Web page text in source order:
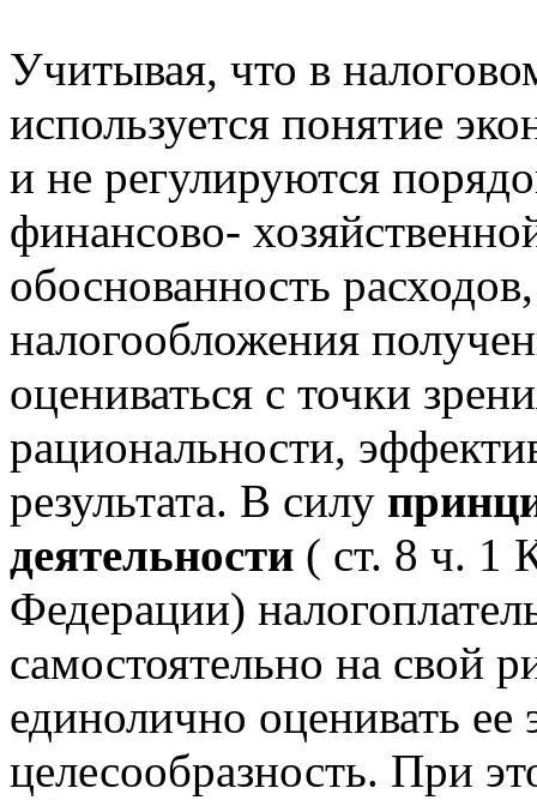
Учитывая, что в
используется понятие
и не регулируются
финансово-
обоснованность
налогообложения
оцениваться с точки
рациональности,
результата. В силу
деятельности ( ст. 8 ч. 1
Федерации)
самостоятельно на свой
единолично оценивать ее
целесообразность. При